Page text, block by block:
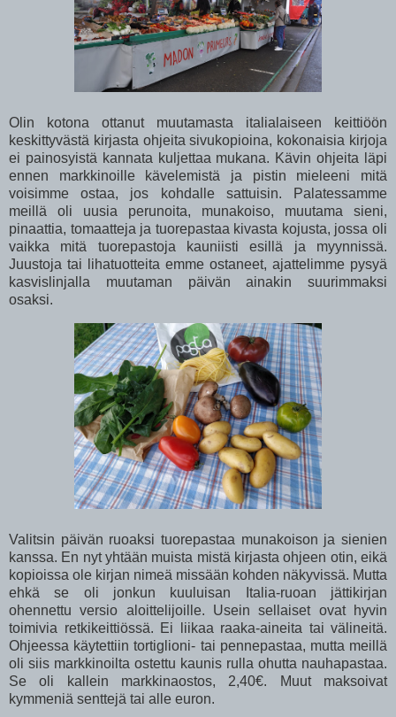
Olin kotona ottanut muutamasta italialaiseen keittiöön
keskittyvästä kirjasta ohjeita sivukopioina, kokonaisia kirjoja
ei painosyistä kannata kuljettaa mukana. Kävin ohjeita läpi
ennen markkinoille kävelemistä ja pistin mieleeni mitä
voisimme ostaa, jos kohdalle sattuisin. Palatessamme
meillä oli uusia perunoita, munakoiso, muutama sieni,
pinaattia, tomaatteja ja tuorepastaa kivasta kojusta, jossa oli
vaikka mitä tuorepastoja kauniisti esillä ja myynnissä.
Juustoja tai lihatuotteita emme ostaneet, ajattelimme pysyä
kasvislinjalla muutaman päivän ainakin suurimmaksi
osaksi.
Valitsin päivän ruoaksi tuorepastaa munakoison ja sienien
kanssa. En nyt yhtään muista mistä kirjasta ohjeen otin, eikä
kopioissa ole kirjan nimeä missään kohden näkyvissä. Mutta
ehkä se oli jonkun kuuluisan Italia-ruoan jättikirjan
ohennettu versio aloittelijoille. Usein sellaiset ovat hyvin
toimivia retkikeittiössä. Ei liikaa raaka-aineita tai välineitä.
Ohjeessa käytettiin tortiglioni- tai pennepastaa, mutta meillä
oli siis markkinoilta ostettu kaunis rulla ohutta nauhapastaa.
Se oli kallein markkinaostos, 2,40€. Muut maksoivat
kymmeniä senttejä tai alle euron.